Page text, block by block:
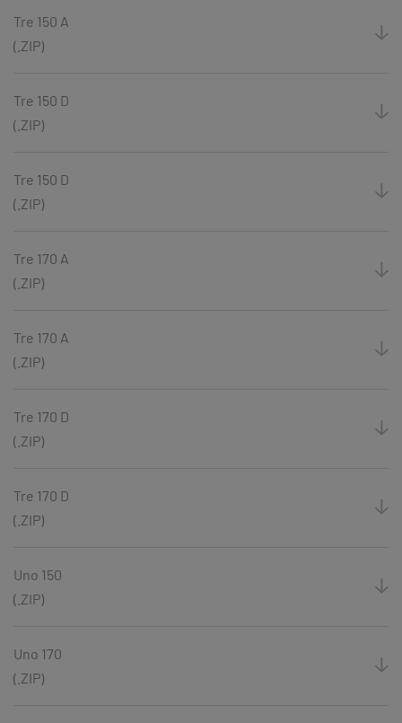
Tre 150 A
(.ZIP)
Tre 150 D
(.ZIP)
Tre 150 D
(.ZIP)
Tre 170 A
(.ZIP)
Tre 170 A
(.ZIP)
Tre 170 D
(.ZIP)
Tre 170 D
(.ZIP)
Uno 150
(.ZIP)
Uno 170
(.ZIP)